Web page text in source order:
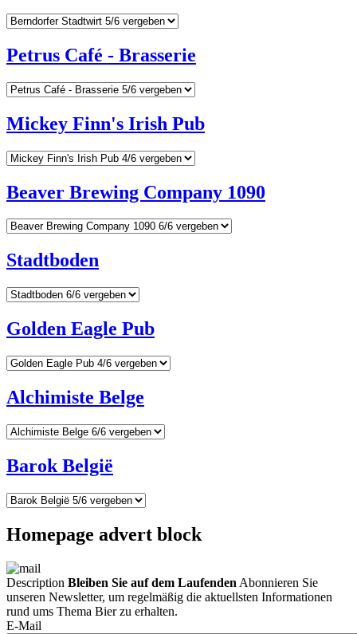
Petrus Café - Brasserie
Mickey Finn's Irish Pub
Beaver Brewing Company 1090
Stadtboden
Golden Eagle Pub
Alchimiste Belge
Barok België
Homepage advert block
Description Bleiben Sie auf dem Laufenden Abonnieren Sie
unseren Newsletter, um regelmäßig die aktuellsten Informationen
rund ums Thema Bier zu erhalten.
E-Mail